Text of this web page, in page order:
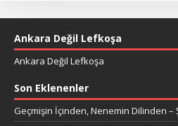
Ankara Değil Lefkoşa
Ankara Değil Lefkoşa
Son Eklenenler
Geçmişin İçinden, Nenemin Dilinden –